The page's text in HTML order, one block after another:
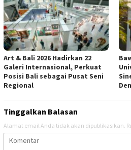
Art & Bali 2026 Hadirkan 22
Galeri Internasional, Perkuat
Posisi Bali sebagai Pusat Seni
Regional
Tinggalkan Balasan
Alamat email Anda tidak akan dipublikasikan.